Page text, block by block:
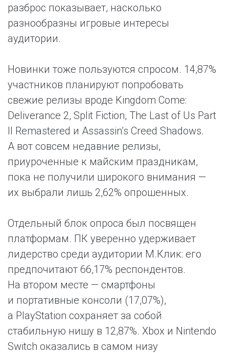
разброс показывает, насколько
разнообразны игровые интересы
аудитории.
Новинки тоже пользуются спросом. 14,87%
участников планируют попробовать
свежие релизы вроде Kingdom Come:
Deliverance 2, Split Fiction, The Last of Us Part
II Remastered и Assassin’s Creed Shadows.
А вот совсем недавние релизы,
приуроченные к майским праздникам,
пока не получили широкого внимания —
их выбрали лишь 2,62% опрошенных.
Отдельный блок опроса был посвящен
платформам. ПК уверенно удерживает
лидерство среди аудитории М.Клик: его
предпочитают 66,17% респондентов.
На втором месте — смартфоны
и портативные консоли (17,07%),
а PlayStation сохраняет за собой
стабильную нишу в 12,87%. Xbox и Nintendo
Switch оказались в самом низу